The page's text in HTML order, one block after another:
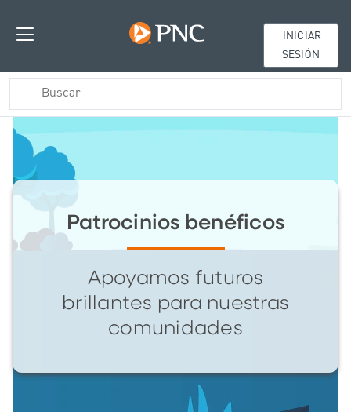
INICIAR
SESIÓN
Patrocinios benéficos
Apoyamos futuros
brillantes para nuestras
comunidades